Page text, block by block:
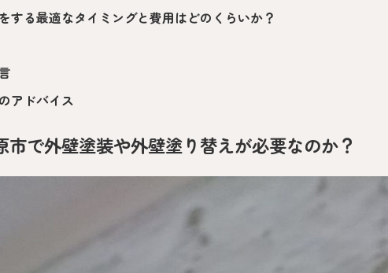
する最適なタイミングと費用はどのくらいか？
アドバイス
市で外壁塗装や外壁塗り替えが必要なのか？